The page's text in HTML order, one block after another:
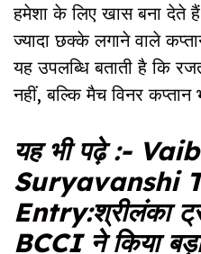
हमेशा के लिए खास बना देते
ज्यादा छक्के लगाने वाले
यह उपलब्धि बताती है कि
नहीं, बल्कि मैच विनर कप्तान
यह भी पढ़े :-
Suryavanshi
Entry:श्रीलंका
BCCI ने किया